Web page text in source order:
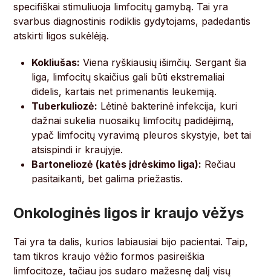
specifiškai stimuliuoja limfocitų gamybą. Tai yra
svarbus diagnostinis rodiklis gydytojams, padedantis
atskirti ligos sukėlėją.
Kokliušas: Viena ryškiausių išimčių. Sergant šia
liga, limfocitų skaičius gali būti ekstremaliai
didelis, kartais net primenantis leukemiją.
Tuberkuliozė: Lėtinė bakterinė infekcija, kuri
dažnai sukelia nuosaikų limfocitų padidėjimą,
ypač limfocitų vyravimą pleuros skystyje, bet tai
atsispindi ir kraujyje.
Bartoneliozė (katės įdrėskimo liga): Rečiau
pasitaikanti, bet galima priežastis.
Onkologinės ligos ir kraujo vėžys
Tai yra ta dalis, kurios labiausiai bijo pacientai. Taip,
tam tikros kraujo vėžio formos pasireiškia
limfocitoze, tačiau jos sudaro mažesnę dalį visų